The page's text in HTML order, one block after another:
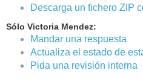
Descarga un fichero ZIP
Sólo Victoria Mendez:
Mandar una respuesta
Actualiza el estado de
Pida una revisión interna